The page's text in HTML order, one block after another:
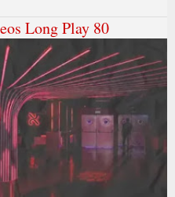
Long Play 80